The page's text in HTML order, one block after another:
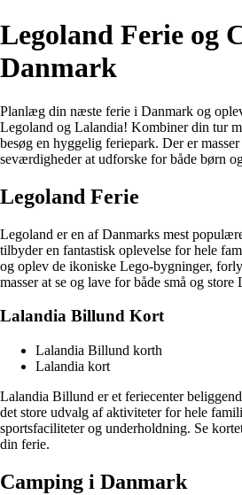
Legoland Ferie og
Danmark
Planlæg din næste ferie i Danmark og
Legoland og Lalandia! Kombiner din tur
besøg en hyggelig feriepark. Der er
seværdigheder at udforske for både børn
Legoland Ferie
Legoland er en af Danmarks mest
tilbyder en fantastisk oplevelse for hele
og oplev de ikoniske Lego-bygninger,
masser at se og lave for både små og store
Lalandia Billund Kort
Lalandia Billund korth
Lalandia kort
Lalandia Billund er et feriecenter
det store udvalg af aktiviteter for hele
sportsfaciliteter og underholdning. Se
din ferie.
Camping i Danmark